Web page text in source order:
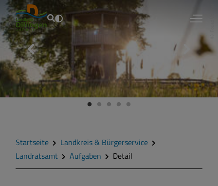
Fouad Vollmer
Startseite
Landkreis & Bürgerservice
Landratsamt
Aufgaben Detail